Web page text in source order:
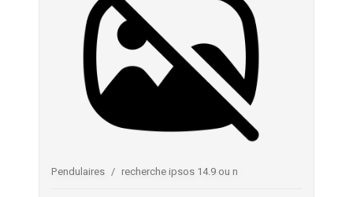
Pendulaires recherche ipsos 14.9 ou n